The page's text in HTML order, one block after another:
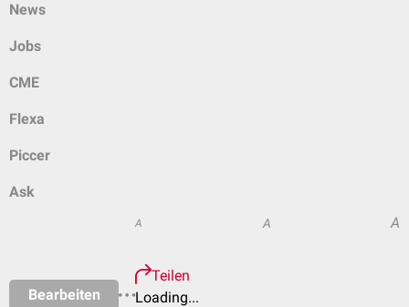
News
Jobs
CME
Flexa
Piccer
Ask
Bearbeiten
A A A
Teilen
Loading...